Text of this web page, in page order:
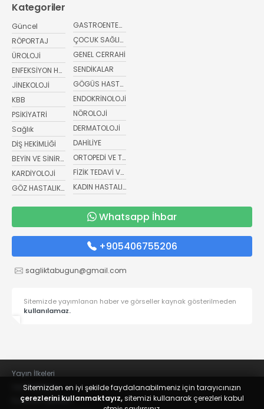
Kategoriler
Güncel
RÖPORTAJ
ÜROLOJİ
ENFEKSİYON HASTALIKLARI
JİNEKOLOJİ
KBB
PSİKİYATRİ
Sağlık
DİŞ HEKİMLİĞİ
BEYİN VE SİNİR CERRAHİSİ
KARDİYOLOJİ
GÖZ HASTALIKLARI
GASTROENTEROLOJİ
ÇOCUK SAĞLIĞI VE HASTALIKLARI
GENEL CERRAHİ
SENDİKALAR
GÖGÜS HASTALIKLARI
ENDOKRİNOLOJİ
NÖROLOJİ
DERMATOLOJİ
DAHİLİYE
ORTOPEDİ VE TRAVMATOLOJİ
FİZİK TEDAVİ VE REHABİLİTASYON
KADIN HASTALIKLARI VE DOĞUM
Whatsapp İhbar
+905406755206
sagliktabugun@gmail.com
Sitemizde yayımlanan haber ve görseller kaynak gösterilmeden
kullanılamaz.
Yayın İlkeleri
Veri Politikası
Kullanım Şartları
Sitemizden en iyi şekilde faydalanabilmeniz için tarayıcınızın
çerezlerini kullanmaktayız,sitemizi kullanarak çerezleri kabul